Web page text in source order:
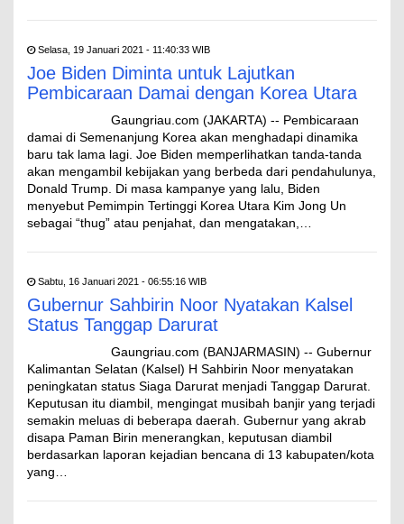
Selasa, 19 Januari 2021 - 11:40:33 WIB
Joe Biden Diminta untuk Lajutkan
Pembicaraan Damai dengan Korea Utara
Gaungriau.com (JAKARTA) -- Pembicaraan
damai di Semenanjung Korea akan menghadapi dinamika
baru tak lama lagi. Joe Biden memperlihatkan tanda-tanda
akan mengambil kebijakan yang berbeda dari pendahulunya,
Donald Trump. Di masa kampanye yang lalu, Biden
menyebut Pemimpin Tertinggi Korea Utara Kim Jong Un
sebagai “thug” atau penjahat, dan mengatakan,…
Sabtu, 16 Januari 2021 - 06:55:16 WIB
Gubernur Sahbirin Noor Nyatakan Kalsel
Status Tanggap Darurat
Gaungriau.com (BANJARMASIN) -- Gubernur
Kalimantan Selatan (Kalsel) H Sahbirin Noor menyatakan
peningkatan status Siaga Darurat menjadi Tanggap Darurat.
Keputusan itu diambil, mengingat musibah banjir yang terjadi
semakin meluas di beberapa daerah. Gubernur yang akrab
disapa Paman Birin menerangkan, keputusan diambil
berdasarkan laporan kejadian bencana di 13 kabupaten/kota
yang…